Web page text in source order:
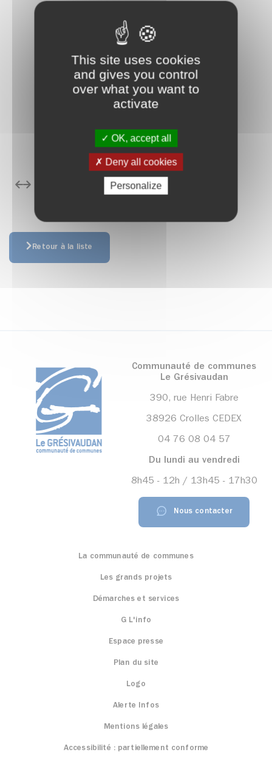
This site uses cookies
and gives you control
over what you want to
activate
OK, accept all
Deny all cookies
Personalize
Retour à la liste
Communauté de communes
Le Grésivaudan
390, rue Henri Fabre
38926 Crolles CEDEX
04 76 08 04 57
Du lundi au vendredi
8h45 - 12h / 13h45 - 17h30
Nous contacter
La communauté de communes
Les grands projets
Démarches et services
G L'info
Espace presse
Plan du site
Logo
Alerte Infos
Mentions légales
Accessibilité : partiellement conforme